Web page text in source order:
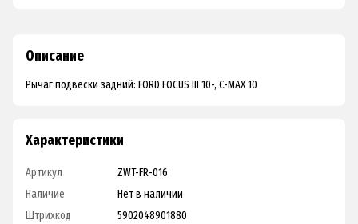
Описание
Рычаг подвески задний: FORD FOCUS III 10-, C-MAX 10
Характеристики
Артикул
ZWT-FR-016
Наличие
Нет в наличии
Штрихкод
5902048901880